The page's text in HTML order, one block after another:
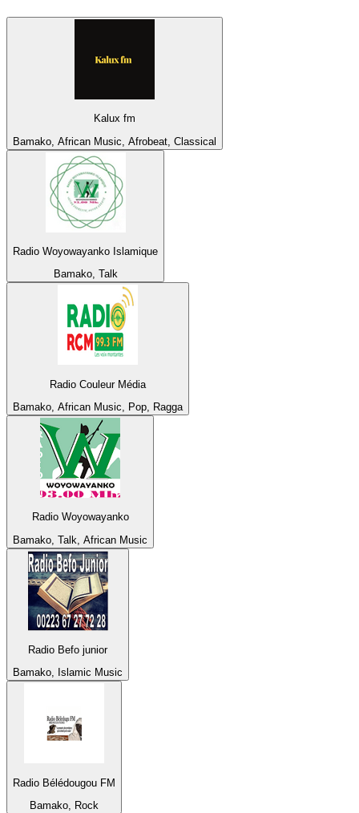
Kalux fm
Bamako, African Music, Afrobeat, Classical
Radio Woyowayanko Islamique
Bamako, Talk
Radio Couleur Média
Bamako, African Music, Pop, Ragga
Radio Woyowayanko
Bamako, Talk, African Music
Radio Befo junior
Bamako, Islamic Music
Radio Bélédougou FM
Bamako, Rock